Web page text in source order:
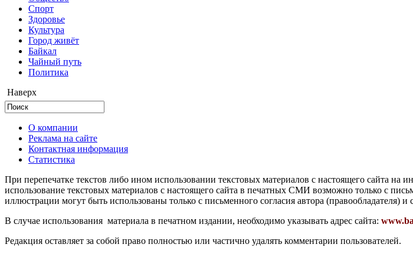
Cпорт
Здоровье
Культура
Город живёт
Байкал
Чайный путь
Политика
Наверх
О компании
Реклама на сайте
Контактная информация
Статистика
При перепечатке текстов либо ином использовании текстовых материалов с настоящего сайта на
использование текстовых материалов с настоящего сайта в печатных СМИ возможно только с
иллюстрации могут быть использованы только с письменного согласия автора (правообладателя)
В случае использования материала в печатном издании, необходимо указывать адрес сайта:
Редакция оставляет за собой право полностью или частично удалять комментарии пользователей.